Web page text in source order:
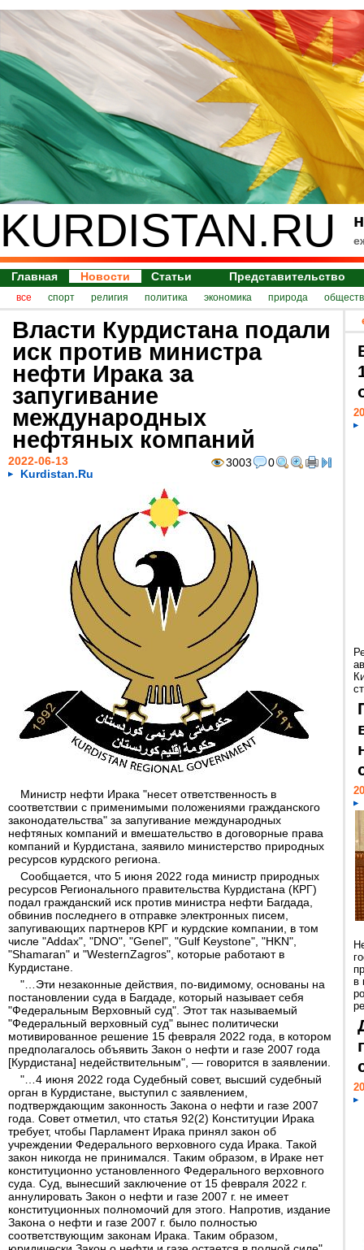
KURDISTAN.RU
Главная Новости Статьи Представительство
все спорт религия политика экономика природа
Власти Курдистана подали
иск против министра
нефти Ирака за
запугивание
международных
нефтяных компаний
3003 0
2022-06-13
Kurdistan.Ru
Министр нефти Ирака "несет ответственность в
соответствии с применимыми положениями гражданского
законодательства" за запугивание международных
нефтяных компаний и вмешательство в договорные права
компаний и Курдистана, заявило министерство природных
ресурсов курдского региона.
Сообщается, что 5 июня 2022 года министр природных
ресурсов Регионального правительства Курдистана (КРГ)
подал гражданский иск против министра нефти Багдада,
обвинив последнего в отправке электронных писем,
запугивающих партнеров КРГ и курдские компании, в том
числе "Addax", "DNO", "Genel", "Gulf Keystone", "HKN",
"Shamaran" и "WesternZagros", которые работают в
Курдистане.
"…Эти незаконные действия, по-видимому, основаны на
постановлении суда в Багдаде, который называет себя
"Федеральным Верховный суд". Этот так называемый
"Федеральный верховный суд" вынес политически
мотивированное решение 15 февраля 2022 года, в котором
предполагалось объявить Закон о нефти и газе 2007 года
[Курдистана] недействительным", — говорится в заявлении.
"…4 июня 2022 года Судебный совет, высший судебный
орган в Курдистане, выступил с заявлением,
подтверждающим законность Закона о нефти и газе 2007
года. Совет отметил, что статья 92(2) Конституции Ирака
требует, чтобы Парламент Ирака принял закон об
учреждении Федерального верховного суда Ирака. Такой
закон никогда не принимался. Таким образом, в Ираке нет
конституционно установленного Федерального верховного
суда. Суд, вынесший заключение от 15 февраля 2022 г.
аннулировать Закон о нефти и газе 2007 г. не имеет
конституционных полномочий для этого. Напротив, издание
Закона о нефти и газе 2007 г. было полностью
соответствующим законам Ирака. Таким образом,
в